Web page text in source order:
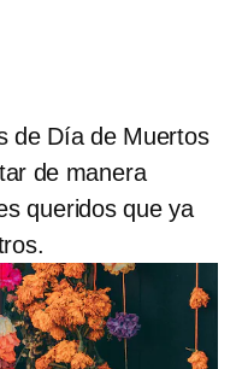
de Día de Muertos
de manera
queridos que ya